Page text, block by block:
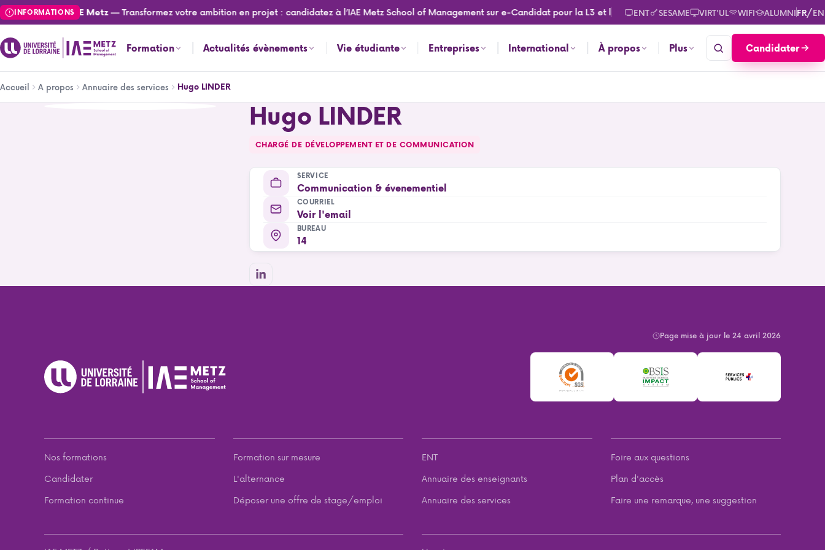
Aller
au
contenu
principal
INFORMATIONS
Actualités de l'IAE Metz — Transformez votre ambition en projet : candidatez à l’IAE Metz School of Management sur e-Candidat pour la L3 et le M2. Consultez les calendriers des rentrées pour
ENT SESAME VIRT'UL WIFI ALUMNIFR/EN
Formation Actualités évènements Vie étudiante Entreprises International À propos Plus Candidater
d'Ariane
Accueil A propos Annuaire des services Hugo LINDER
Hugo LINDER
CHARGÉ DE DÉVELOPPEMENT ET DE COMMUNICATION
SERVICE
Communication & évenementiel
COURRIEL
Voir l'email
BUREAU
14
Page mise à jour le 24 avril 2026
Nos formations
Candidater
Formation continue
Formation sur mesure
L'alternance
Déposer une offre de stage/emploi
ENT
Annuaire des enseignants
Annuaire des services
Foire aux questions
Plan d'accès
Faire une remarque, une suggestion